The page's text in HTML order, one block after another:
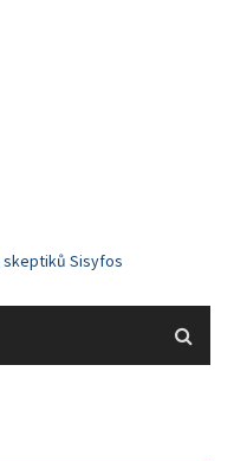
skeptiků Sisyfos